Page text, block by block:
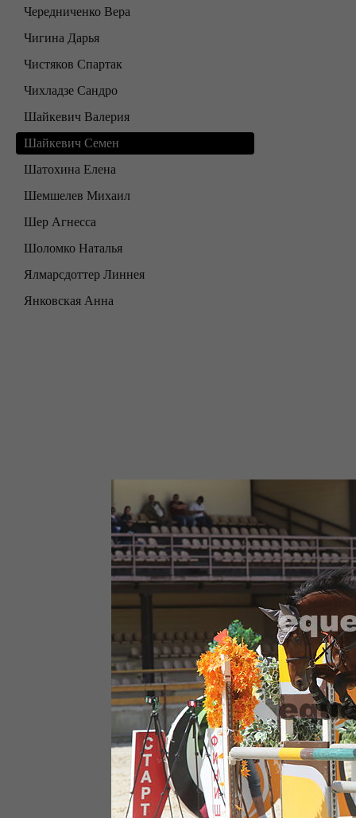
Чередниченко Вера
Чигина Дарья
Чистяков Спартак
Чихладзе Сандро
Шайкевич Валерия
Шайкевич Семен
Шатохина Елена
Шемшелев Михаил
Шер Агнесса
Шоломко Наталья
Ялмарсдоттер Линнея
Янковская Анна